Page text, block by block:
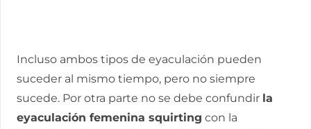
Incluso ambos tipos de eyaculación pueden
suceder al mismo tiempo, pero no siempre
sucede. Por otra parte no se debe confundir la
eyaculación femenina squirting con la